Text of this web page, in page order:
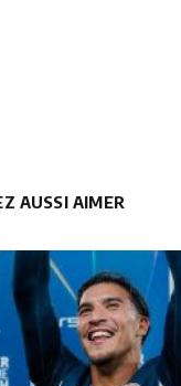
AUSSI AIMER